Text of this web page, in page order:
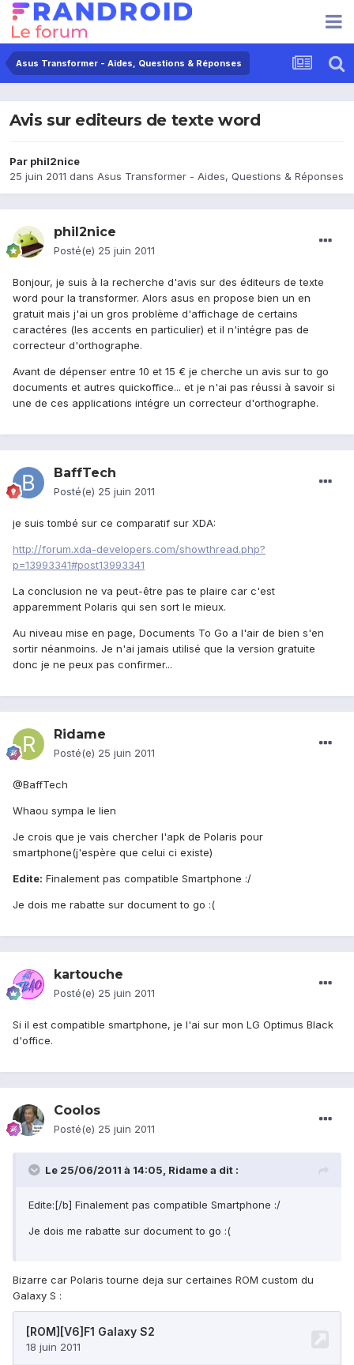
Asus Transformer - Aides, Questions & Réponses
Avis sur editeurs de texte word
Par phil2nice
25 juin 2011 dans Asus Transformer - Aides, Questions & Réponses
phil2nice
Posté(e) 25 juin 2011
Bonjour, je suis à la recherche d'avis sur des éditeurs de texte
word pour la transformer. Alors asus en propose bien un en
gratuit mais j'ai un gros problème d'affichage de certains
caractéres (les accents en particulier) et il n'intégre pas de
correcteur d'orthographe.
Avant de dépenser entre 10 et 15 € je cherche un avis sur to go
documents et autres quickoffice... et je n'ai pas réussi à savoir si
une de ces applications intégre un correcteur d'orthographe.
BaffTech
Posté(e) 25 juin 2011
je suis tombé sur ce comparatif sur XDA:
http://forum.xda-developers.com/showthread.php?
p=13993341#post13993341
La conclusion ne va peut-être pas te plaire car c'est
apparemment Polaris qui sen sort le mieux.
Au niveau mise en page, Documents To Go a l'air de bien s'en
sortir néanmoins. Je n'ai jamais utilisé que la version gratuite
donc je ne peux pas confirmer...
Ridame
Posté(e) 25 juin 2011
@BaffTech
Whaou sympa le lien
Je crois que je vais chercher l'apk de Polaris pour
smartphone(j'espère que celui ci existe)
Edite: Finalement pas compatible Smartphone :/
Je dois me rabatte sur document to go :(
kartouche
Posté(e) 25 juin 2011
Si il est compatible smartphone, je l'ai sur mon LG Optimus Black
d'office.
Coolos
Posté(e) 25 juin 2011
Le 25/06/2011 à 14:05, Ridame a dit :
Edite:[/b] Finalement pas compatible Smartphone :/
Je dois me rabatte sur document to go :(
Bizarre car Polaris tourne deja sur certaines ROM custom du
Galaxy S :